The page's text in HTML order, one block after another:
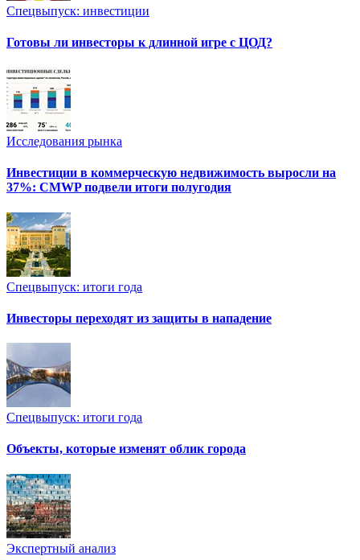
Спецвыпуск: инвестиции
Готовы ли инвесторы к длинной игре с ЦОД?
Исследования рынка
Инвестиции в коммерческую недвижимость выросли на
37%: CMWP подвели итоги полугодия
Спецвыпуск: итоги года
Инвесторы переходят из защиты в нападение
Спецвыпуск: итоги года
Объекты, которые изменят облик города
Экспертный анализ